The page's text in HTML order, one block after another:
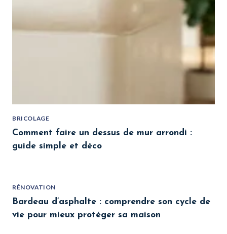
BRICOLAGE
Comment faire un dessus de mur arrondi :
guide simple et déco
RÉNOVATION
Bardeau d’asphalte : comprendre son cycle de
vie pour mieux protéger sa maison